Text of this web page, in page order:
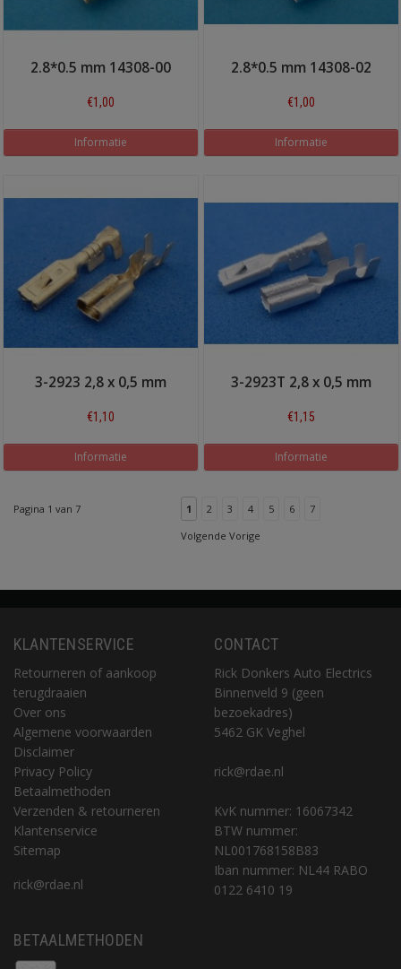
2.8*0.5 mm 14308-00
€1,00
Informatie
2.8*0.5 mm 14308-02
€1,00
Informatie
3-2923 2,8 x 0,5 mm
€1,10
Informatie
3-2923T 2,8 x 0,5 mm
€1,15
Informatie
Pagina 1 van 7 1 2 3 4 5 6
7
Volgende Vorige
KLANTENSERVICE
Retourneren of aankoop
terugdraaien
Over ons
Algemene voorwaarden
Disclaimer
Privacy Policy
Betaalmethoden
Verzenden & retourneren
Klantenservice
Sitemap
rick@rdae.nl
CONTACT
Rick Donkers Auto Electrics
Binnenveld 9 (geen
bezoekadres)
5462 GK Veghel
rick@rdae.nl
KvK nummer: 16067342
BTW nummer:
NL001768158B83
Iban nummer: NL44 RABO
0122 6410 19
BETAALMETHODEN